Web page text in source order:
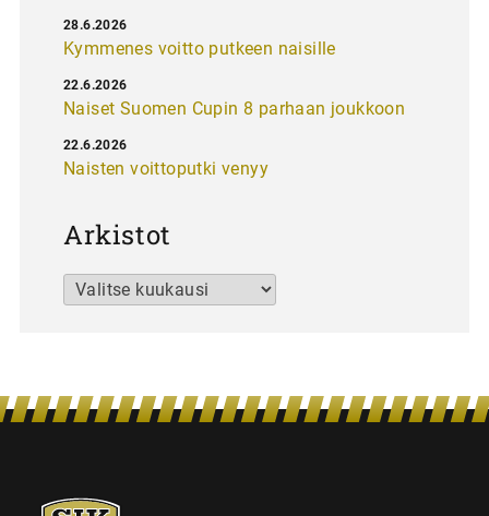
Kymmenes voitto putkeen naisille
28.6.2026
Naiset Suomen Cupin 8 parhaan joukkoon
22.6.2026
Naisten voittoputki venyy
22.6.2026
Arkistot
Arkistot
SJK-